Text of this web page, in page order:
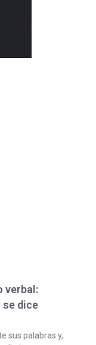
verbal:
se dice
sus palabras y,